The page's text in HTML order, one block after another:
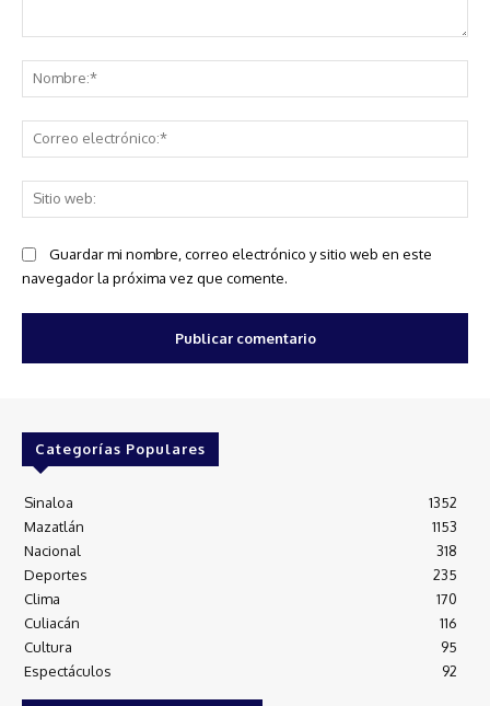
Guardar mi nombre, correo electrónico y sitio web en este
navegador la próxima vez que comente.
Categorías Populares
Sinaloa
1352
Mazatlán
1153
Nacional
318
Deportes
235
Clima
170
Culiacán
116
Cultura
95
Espectáculos
92